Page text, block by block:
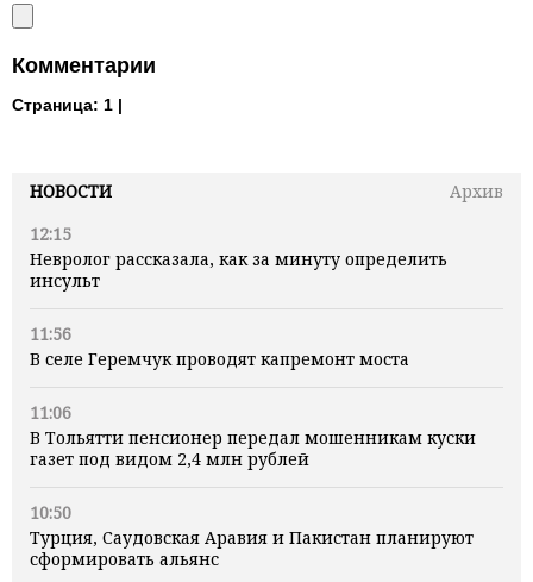
НОВОСТИ
Архив
12:15
Невролог рассказала, как за минуту определить
инсульт
11:56
В селе Геремчук проводят капремонт моста
11:06
В Тольятти пенсионер передал мошенникам куски
газет под видом 2,4 млн рублей
10:50
Турция, Саудовская Аравия и Пакистан планируют
сформировать альянс
Комментарии
Страница: 1 |